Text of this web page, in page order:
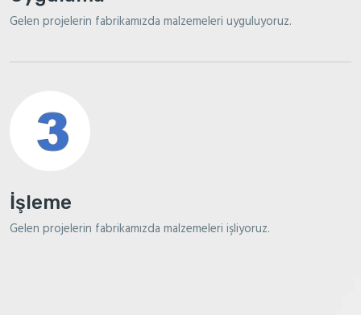
Gelen projelerin fabrikamızda malzemeleri uyguluyoruz.
İşleme
Gelen projelerin fabrikamızda malzemeleri işliyoruz.